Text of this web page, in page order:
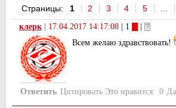
Страницы:
1 2 3 4 5
клерк | 17.04.2017 14:17:08 | 1
|
Всем желаю здравствовать!
Ответить Цитировать Это нравится: 0 Да